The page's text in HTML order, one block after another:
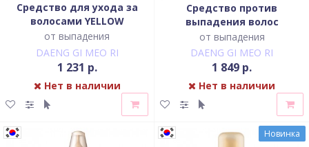
Средство для ухода за
волосами YELLOW
BLOSSOM против
выпадения
от выпадения
DAENG GI MEO RI
1 231 р.
Нет в наличии
Средство против
выпадения волос
восстанавливающее
(интенсивного действия)
от выпадения
DAENG GI MEO RI
1 849 р.
Нет в наличии
Новинка